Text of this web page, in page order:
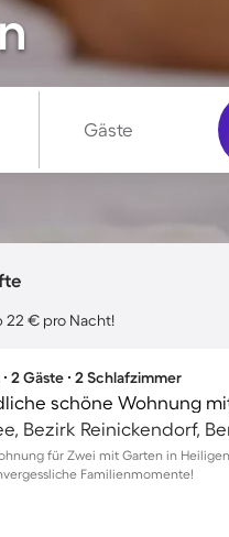
Gäste
22 € pro Nacht!
2 Gäste ∙ 2 Schlafzimmer
schöne Wohnung
Bezirk Reinickendorf,
für Zwei mit Garten in
Familienmomente!